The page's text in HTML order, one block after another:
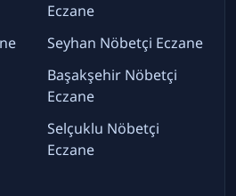
Eczane
Seyhan Nöbetçi Eczane
Başakşehir Nöbetçi
Eczane
Selçuklu Nöbetçi
Eczane